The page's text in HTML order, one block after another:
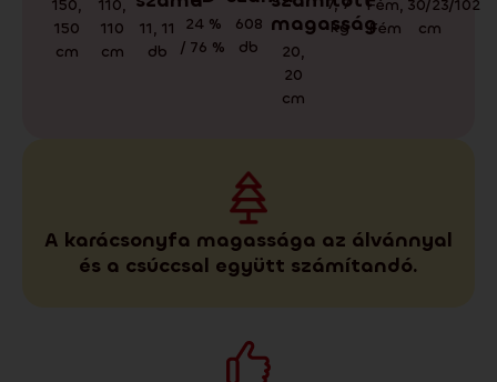
150,
150
cm
110,
110
cm
11,11
db
24 %
/ 76 %
608
db
magasság
20,
20
cm
7,7
kg
Fém,
Fém
30/23/102
cm
A karácsonyfa magassága az álvánnyal
és a csúccsal együtt számítandó.